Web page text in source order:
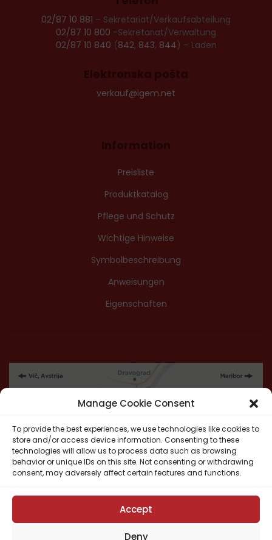
Manage Cookie Consent
To provide the best experiences, we use technologies like cookies to
store and/or access device information. Consenting to these
technologies will allow us to process data such as browsing
behavior or unique IDs on this site. Not consenting or withdrawing
consent, may adversely affect certain features and functions.
Accept
Deny
02/87 10 881 – Sekretariat/Verkaufsabteilung
02/87 10 800 -Sekretariat/Verwaltung
02/87 10 840 (842, 843, 844) – Laden
Elektronska pošta
verkauf@igem.net
Information
Preisliste
Produktkatalog
Pflege und Schutz
Wichtige Hinweise
Symbolbeschreibung
Anweisungen
Eigenschaften